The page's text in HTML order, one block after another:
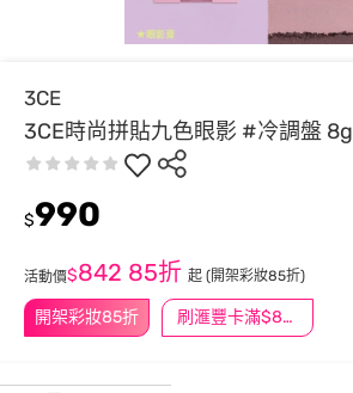
3CE
3CE時尚拼貼九色眼影 #冷調盤 8g
開架彩妝85折 刷滙豐卡滿$888送3萬點
$990
活動價$842 85折 起 (開架彩妝85折)